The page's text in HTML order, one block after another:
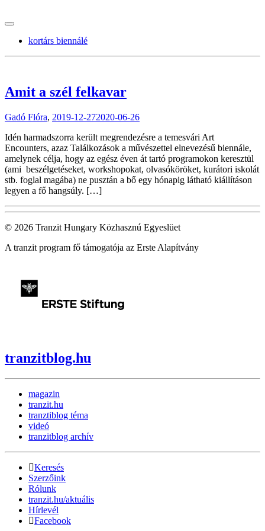
kortárs biennálé
Amit a szél felkavar
Gadó Flóra, 2019-12-272020-06-26
Idén harmadszorra került megrendezésre a temesvári Art
Encounters, azaz Találkozások a művészettel elnevezésű biennále,
amelynek célja, hogy az egész éven át tartó programokon keresztül
(ami beszélgetéseket, workshopokat, olvasóköröket, kurátori iskolát
stb. foglal magába) ne pusztán a bő egy hónapig látható kiállításon
legyen a fő hangsúly. […]
© 2026 Tranzit Hungary Közhasznú Egyeslüet
A tranzit program fő támogatója az Erste Alapítvány
tranzitblog.hu
magazin
tranzit.hu
tranztiblog téma
videó
tranzitblog archív
Keresés
Szerzőink
Rólunk
tranzit.hu/aktuális
Hírlevél
Facebook